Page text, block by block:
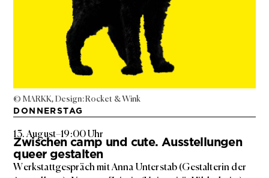
© MARKK, Design: Rocket & Wink
DONNERSTAG
13. August–19:00 Uhr
Zwischen camp und cute. Ausstellungen
queer gestalten
Werkstattgespräch mit Anna Unterstab (Gestalterin der